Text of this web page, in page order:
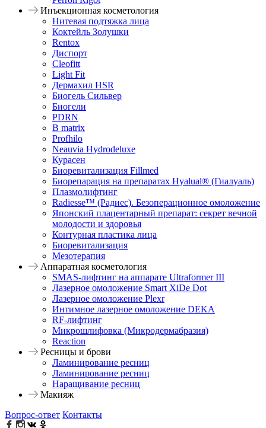
Инъекционная косметология
Нитевая подтяжка лица
Коктейль Золушки
Rentox
Диспорт
Cleofitt
Light Fit
Дермахил HSR
Биогель Сильвер
Биогели
PDRN
B matrix
Profhilo
Neauvia Hydrodeluxe
Курасен
Биоревитализация Fillmed
Биорепарация на препаратах Hyalual® (Гиалуаль)
Плазмолифтинг
Radiesse™ (Радиес). Безоперационное омоложение
Японский плацентарный препарат: секрет вечной
молодости и здоровья
Контурная пластика лица
Биоревитализация
Мезотерапия
Аппаратная косметология
SMAS-лифтинг на аппарате Ultraformer III
Лазерное омоложение Smart XiDe Dot
Лазерное омоложение Plexr
Интимное лазерное омоложение DEKA
RF-лифтинг
Микрошлифовка (Микродермабразия)
Reaction
Ресницы и брови
Ламинирование ресниц
Ламинирование ресниц
Наращивание ресниц
Макияж
Вопрос-ответ Контакты